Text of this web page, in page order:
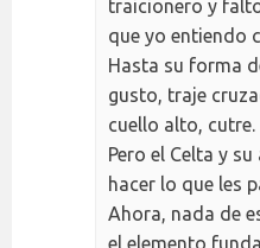
traicionero y
que yo entiendo
Hasta su forma
gusto, traje
cuello alto, cutre.
Pero el Celta y
hacer lo que les
Ahora, nada de
el elemento